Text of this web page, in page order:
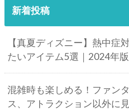
新着投稿
【真夏ディズニー】熱中症
たいアイテム5選｜2024年版
混雑時も楽しめる！ファン
ス、アトラクション以外に